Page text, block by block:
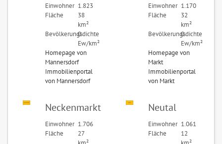
Einwohner 1.823
Fläche
38
km²
Bevölkerungsdichte
0
Ew/km²
Homepage von
Mannersdorf
Immobilienportal
von Mannersdorf
Einwohner 1.170
Fläche
32
km²
Bevölkerungsdichte
0
Ew/km²
Homepage von
Markt
Immobilienportal
von Markt
Neckenmarkt
Einwohner 1.706
Fläche
27
Neutal
Einwohner 1.061
Fläche
12